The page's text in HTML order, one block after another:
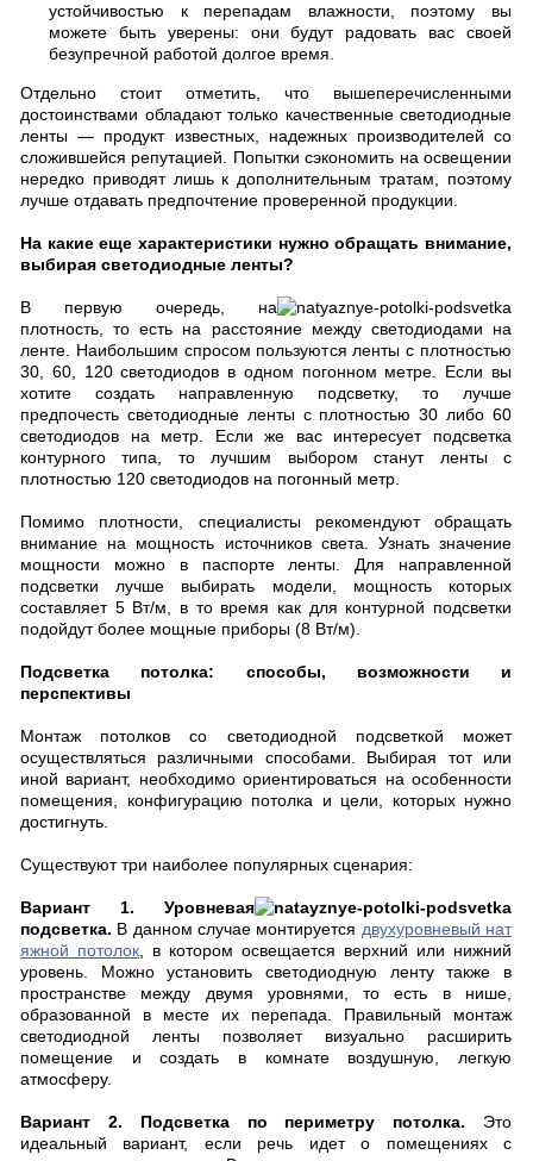
устойчивостью к перепадам влажности, поэтому вы
можете быть уверены: они будут радовать вас своей
безупречной работой долгое время.
Отдельно стоит отметить, что вышеперечисленными
достоинствами обладают только качественные светодиодные
ленты — продукт известных, надежных производителей со
сложившейся репутацией. Попытки сэкономить на освещении
нередко приводят лишь к дополнительным тратам, поэтому
лучше отдавать предпочтение проверенной продукции.
На какие еще характеристики нужно обращать внимание,
выбирая светодиодные ленты?
В первую очередь, на
плотность, то есть на расстояние между светодиодами на
ленте. Наибольшим спросом пользуются ленты с плотностью
30, 60, 120 светодиодов в одном погонном метре. Если вы
хотите создать направленную подсветку, то лучше
предпочесть светодиодные ленты с плотностью 30 либо 60
светодиодов на метр. Если же вас интересует подсветка
контурного типа, то лучшим выбором станут ленты с
плотностью 120 светодиодов на погонный метр.
Помимо плотности, специалисты рекомендуют обращать
внимание на мощность источников света. Узнать значение
мощности можно в паспорте ленты. Для направленной
подсветки лучше выбирать модели, мощность которых
составляет 5 Вт/м, в то время как для контурной подсветки
подойдут более мощные приборы (8 Вт/м).
Подсветка потолка: способы, возможности и
перспективы
Монтаж потолков со светодиодной подсветкой может
осуществляться различными способами. Выбирая тот или
иной вариант, необходимо ориентироваться на особенности
помещения, конфигурацию потолка и цели, которых нужно
достигнуть.
Существуют три наиболее популярных сценария:
Вариант 1. Уровневая
подсветка. В данном случае монтируется двухуровневый нат
яжной потолок , в котором освещается верхний или нижний
уровень. Можно установить светодиодную ленту также в
пространстве между двумя уровнями, то есть в нише,
образованной в месте их перепада. Правильный монтаж
светодиодной ленты позволяет визуально расширить
помещение и создать в комнате воздушную, легкую
атмосферу.
Вариант 2. Подсветка по периметру потолка. Это
идеальный вариант, если речь идет о помещениях с